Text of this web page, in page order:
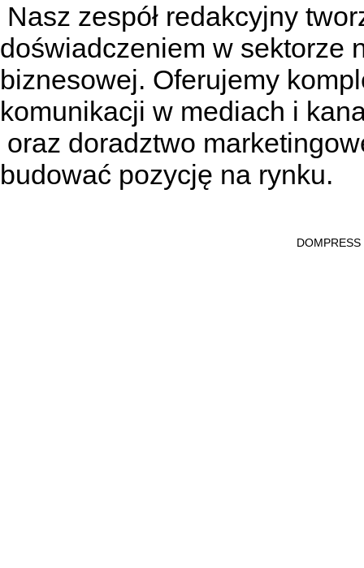
Nasz zespół redakcyjny
doświadczeniem w sektorze
biznesowej. Oferujemy
komunikacji w mediach i
oraz doradztwo
budować pozycję na rynku.